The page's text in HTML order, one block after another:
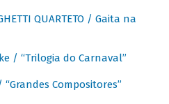
QUARTETO / Gaita na
/ “Trilogia do Carnaval”
Compositores”